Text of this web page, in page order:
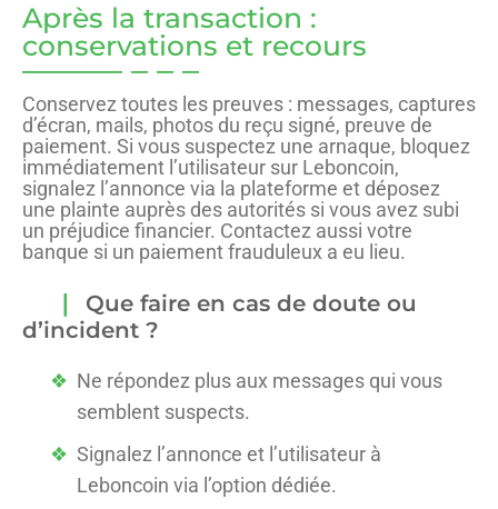
Après la transaction :
conservations et recours
Conservez toutes les preuves : messages, captures
d’écran, mails, photos du reçu signé, preuve de
paiement. Si vous suspectez une arnaque, bloquez
immédiatement l’utilisateur sur Leboncoin,
signalez l’annonce via la plateforme et déposez
une plainte auprès des autorités si vous avez subi
un préjudice financier. Contactez aussi votre
banque si un paiement frauduleux a eu lieu.
Que faire en cas de doute ou
d’incident ?
Ne répondez plus aux messages qui vous
semblent suspects.
Signalez l’annonce et l’utilisateur à
Leboncoin via l’option dédiée.